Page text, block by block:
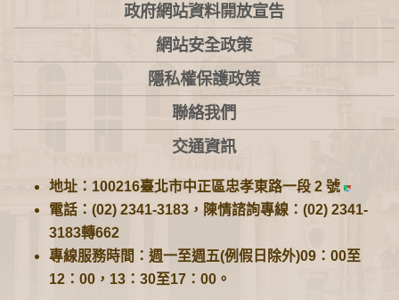
政府網站資料開放宣告
網站安全政策
隱私權保護政策
聯絡我們
交通資訊
地址：100216臺北市中正區忠孝東路一段 2 號
電話：(02) 2341-3183，陳情諮詢專線：(02) 2341-
3183轉662
專線服務時間：週一至週五(例假日除外)09：00至
12：00，13：30至17：00。